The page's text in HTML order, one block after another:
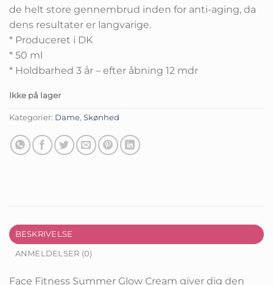
de helt store gennembrud inden for anti-aging, da
dens resultater er langvarige.
* Produceret i DK
* 50 ml
* Holdbarhed 3 år – efter åbning 12 mdr
Ikke på lager
Kategorier: Dame, Skønhed
BESKRIVELSE
ANMELDELSER (0)
Face Fitness Summer Glow Cream giver dig den